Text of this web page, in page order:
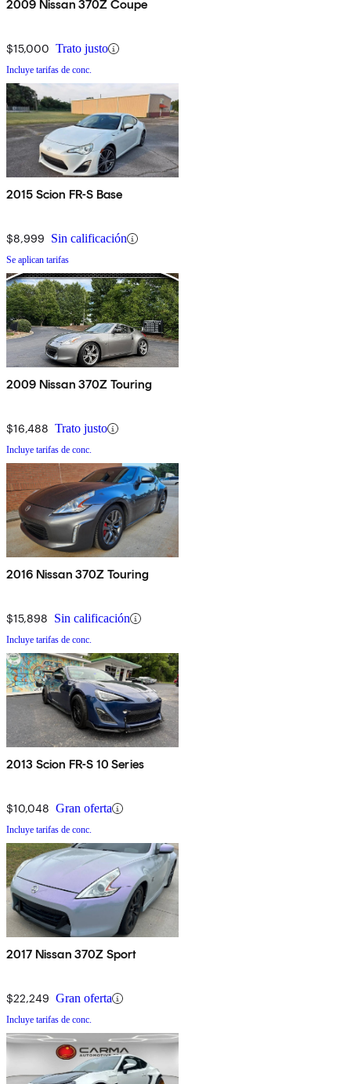
2009 Nissan 370Z Coupe
$15,000 Trato justo
Incluye tarifas de conc.
2015 Scion FR-S Base
$8,999 Sin calificación
Se aplican tarifas
2009 Nissan 370Z Touring
$16,488 Trato justo
Incluye tarifas de conc.
2016 Nissan 370Z Touring
$15,898 Sin calificación
Incluye tarifas de conc.
2013 Scion FR-S 10 Series
$10,048 Gran oferta
Incluye tarifas de conc.
2017 Nissan 370Z Sport
$22,249 Gran oferta
Incluye tarifas de conc.